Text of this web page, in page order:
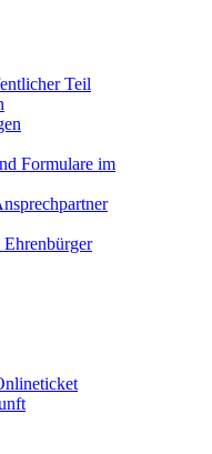
Teil
Formulare im